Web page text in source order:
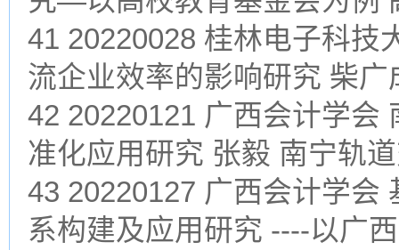
41 20220028 桂林电子科技
流企业效率的影响研究 柴
42 20220121 广西会计学会
准化应用研究 张毅 南宁轨
43 20220127 广西会计学会
系构建及应用研究 ----以广